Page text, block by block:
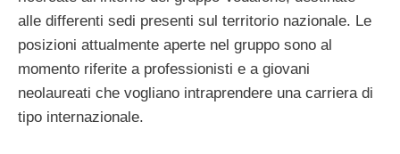
alle differenti sedi presenti sul territorio nazionale. Le
posizioni attualmente aperte nel gruppo sono al
momento riferite a professionisti e a giovani
neolaureati che vogliano intraprendere una carriera di
tipo internazionale.